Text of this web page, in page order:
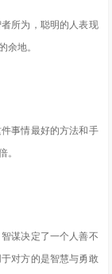
所为，聪明的人表现
余地。
事情最好的方法和手
。
谋决定了一个人善不
对方的是智慧与勇敢